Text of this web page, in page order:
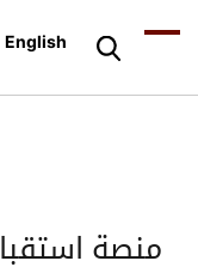
English
منصة